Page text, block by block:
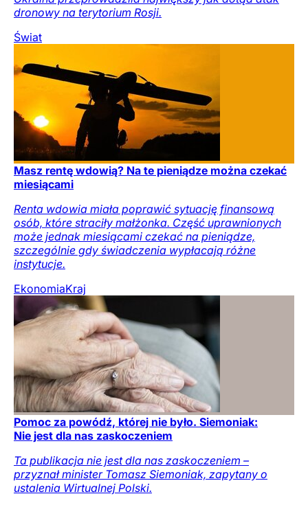
dronowy na terytorium Rosji.
Świat
Masz rentę wdowią? Na te pieniądze można czekać
miesiącami
Renta wdowia miała poprawić sytuację finansową
osób, które straciły małżonka. Część uprawnionych
może jednak miesiącami czekać na pieniądze,
szczególnie gdy świadczenia wypłacają różne
instytucje.
EkonomiaKraj
Pomoc za powódź, której nie było. Siemoniak:
Nie jest dla nas zaskoczeniem
Ta publikacja nie jest dla nas zaskoczeniem –
przyznał minister Tomasz Siemoniak, zapytany o
ustalenia Wirtualnej Polski.